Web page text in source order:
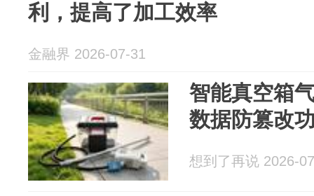
利，提高了加工效率
金融界 2026-07-31
智能真空箱
数据防篡改
想到了再说 2026-